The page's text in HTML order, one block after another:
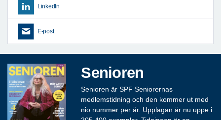
LinkedIn
E-post
Senioren
Senioren är SPF Seniorernas
medlemstidning och den kommer ut med
nio nummer per år. Upplagan är nu uppe i